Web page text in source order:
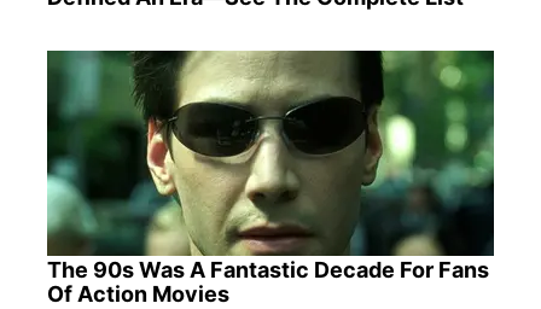
The 90s Was A Fantastic Decade For Fans
Of Action Movies